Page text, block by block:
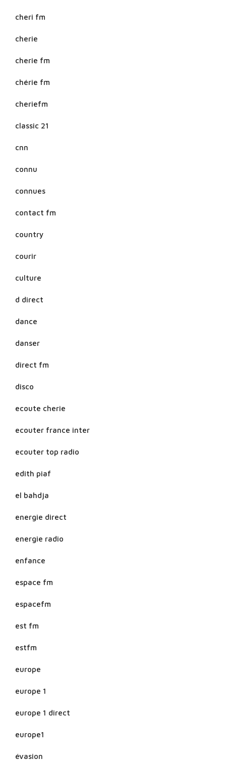
cheri fm
cherie
cherie fm
chérie fm
cheriefm
classic 21
cnn
connu
connues
contact fm
country
courir
culture
d direct
dance
danser
direct fm
disco
ecoute cherie
ecouter france inter
ecouter top radio
edith piaf
el bahdja
energie direct
energie radio
enfance
espace fm
espacefm
est fm
estfm
europe
europe 1
europe 1 direct
europe1
évasion